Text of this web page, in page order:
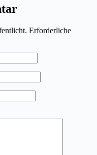
Erforderliche